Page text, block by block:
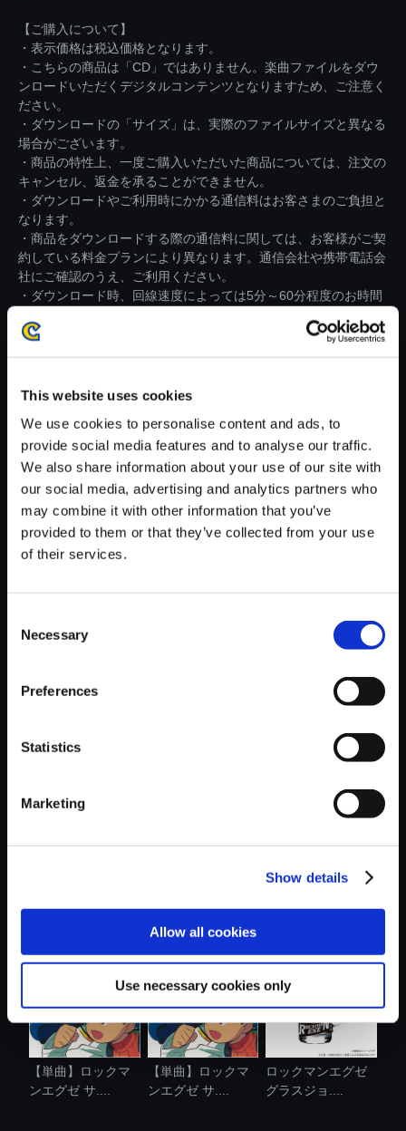
This website uses cookies
We use cookies to personalise content and ads, to
provide social media features and to analyse our traffic.
We also share information about your use of our site with
our social media, advertising and analytics partners who
may combine it with other information that you’ve
provided to them or that they’ve collected from your use
of their services.
Selection
Necessary
Preferences
Statistics
Marketing
Show details
Allow all cookies
Use necessary cookies only
【ご購入について】
・表示価格は税込価格となります。
・こちらの商品は「CD」ではありません。楽曲ファイルをダウ
ンロードいただくデジタルコンテンツとなりますため、ご注意く
ださい。
・ダウンロードの「サイズ」は、実際のファイルサイズと異なる
場合がございます。
・商品の特性上、一度ご購入いただいた商品については、注文の
キャンセル、返金を承ることができません。
・ダウンロードやご利用時にかかる通信料はお客さまのご負担と
なります。
・商品をダウンロードする際の通信料に関しては、お客様がご契
約している料金プランにより異なります。通信会社や携帯電話会
社にご確認のうえ、ご利用ください。
・ダウンロード時、回線速度によっては5分～60分程度のお時間
※ご購入いただいたファイルのダウンロードの際には、通信環境
【単曲】ロックマンエグゼ サウ
ンドBOX インターネットエリア
150円
おすすめ商品
ンエグゼ サ....
ぐるみ ロック...
ンエグゼ ア....
【単曲】ロックマ
ンエグゼ サ....
【単曲】ロックマ
ンエグゼ サ....
ロックマンエグゼ
グラスジョ....